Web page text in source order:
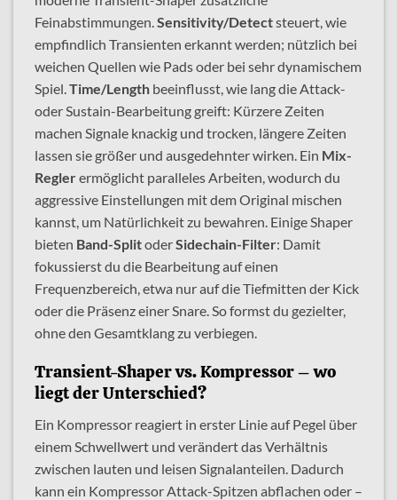
Feinabstimmungen. Sensitivity/Detectsteuert, wie
empfindlich Transienten erkannt werden; nützlich bei
weichen Quellen wie Pads oder bei sehr dynamischem
Spiel. Time/Length beeinflusst, wie lang die Attack-
oder Sustain-Bearbeitung greift: Kürzere Zeiten
machen Signale knackig und trocken, längere Zeiten
lassen sie größer und ausgedehnter wirken. Ein Mix-
Reglerermöglicht paralleles Arbeiten, wodurch du
aggressive Einstellungen mit dem Original mischen
kannst, um Natürlichkeit zu bewahren. Einige Shaper
bieten Band-SplitoderSidechain-Filter: Damit
fokussierst du die Bearbeitung auf einen
Frequenzbereich, etwa nur auf die Tiefmitten der Kick
oder die Präsenz einer Snare. So formst du gezielter,
ohne den Gesamtklang zu verbiegen.
Transient-Shaper vs. Kompressor – wo
liegt der Unterschied?
Ein Kompressor reagiert in erster Linie auf Pegel über
einem Schwellwert und verändert das Verhältnis
zwischen lauten und leisen Signalanteilen. Dadurch
kann ein Kompressor Attack-Spitzen abflachen oder –